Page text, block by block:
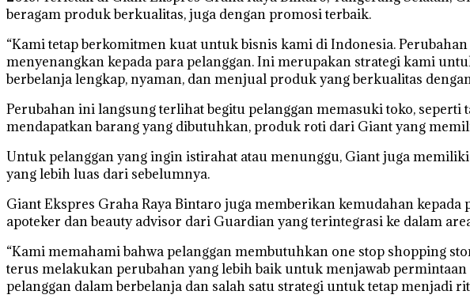
beragam produk berkualitas, juga dengan promosi terbaik.
“Kami tetap berkomitmen kuat untuk bisnis kami di Indonesia.
menyenangkan kepada para pelanggan. Ini merupakan strategi kami
berbelanja lengkap, nyaman, dan menjual produk yang berkualitas
Perubahan ini langsung terlihat begitu pelanggan memasuki toko,
mendapatkan barang yang dibutuhkan, produk roti dari Giant yang
Untuk pelanggan yang ingin istirahat atau menunggu, Giant juga
yang lebih luas dari sebelumnya.
Giant Ekspres Graha Raya Bintaro juga memberikan kemudahan
apoteker dan beauty advisor dari Guardian yang terintegrasi ke dalam
“Kami memahami bahwa pelanggan membutuhkan one stop shopping
terus melakukan perubahan yang lebih baik untuk menjawab
pelanggan dalam berbelanja dan salah satu strategi untuk tetap menjadi